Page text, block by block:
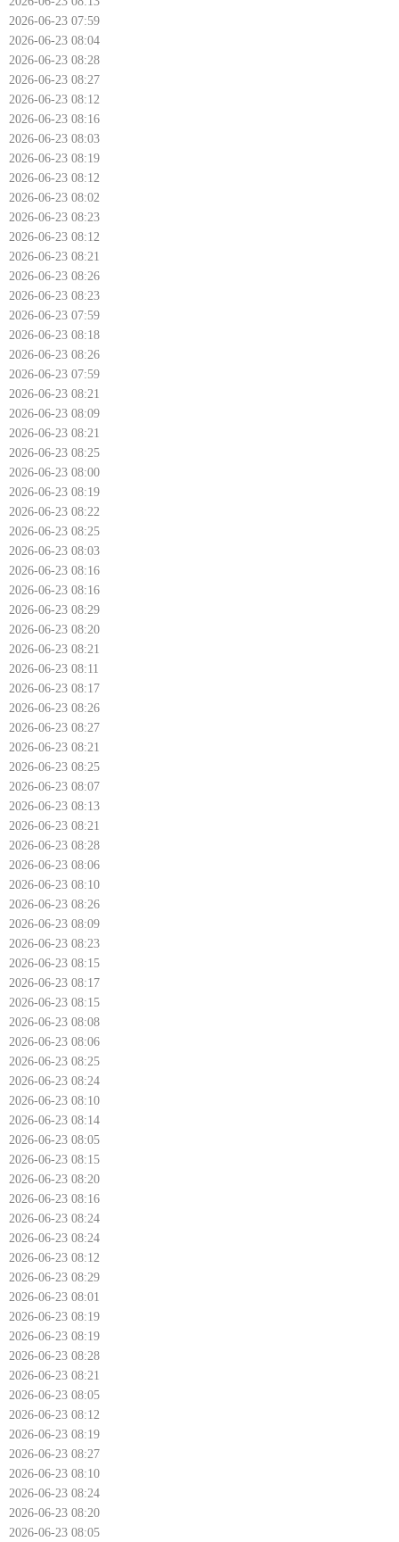
2026-06-23 07:59
2026-06-23 08:04
2026-06-23 08:28
2026-06-23 08:27
2026-06-23 08:12
2026-06-23 08:16
2026-06-23 08:03
2026-06-23 08:19
2026-06-23 08:12
2026-06-23 08:02
2026-06-23 08:23
2026-06-23 08:12
2026-06-23 08:21
2026-06-23 08:26
2026-06-23 08:23
2026-06-23 07:59
2026-06-23 08:18
2026-06-23 08:26
2026-06-23 07:59
2026-06-23 08:21
2026-06-23 08:09
2026-06-23 08:21
2026-06-23 08:25
2026-06-23 08:00
2026-06-23 08:19
2026-06-23 08:22
2026-06-23 08:25
2026-06-23 08:03
2026-06-23 08:16
2026-06-23 08:16
2026-06-23 08:29
2026-06-23 08:20
2026-06-23 08:21
2026-06-23 08:11
2026-06-23 08:17
2026-06-23 08:26
2026-06-23 08:27
2026-06-23 08:21
2026-06-23 08:25
2026-06-23 08:07
2026-06-23 08:13
2026-06-23 08:21
2026-06-23 08:28
2026-06-23 08:06
2026-06-23 08:10
2026-06-23 08:26
2026-06-23 08:09
2026-06-23 08:23
2026-06-23 08:15
2026-06-23 08:17
2026-06-23 08:15
2026-06-23 08:08
2026-06-23 08:06
2026-06-23 08:25
2026-06-23 08:24
2026-06-23 08:10
2026-06-23 08:14
2026-06-23 08:05
2026-06-23 08:15
2026-06-23 08:20
2026-06-23 08:16
2026-06-23 08:24
2026-06-23 08:24
2026-06-23 08:12
2026-06-23 08:29
2026-06-23 08:01
2026-06-23 08:19
2026-06-23 08:19
2026-06-23 08:28
2026-06-23 08:21
2026-06-23 08:05
2026-06-23 08:12
2026-06-23 08:19
2026-06-23 08:27
2026-06-23 08:10
2026-06-23 08:24
2026-06-23 08:20
2026-06-23 08:05